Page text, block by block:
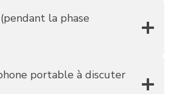
la phase
portable à discuter